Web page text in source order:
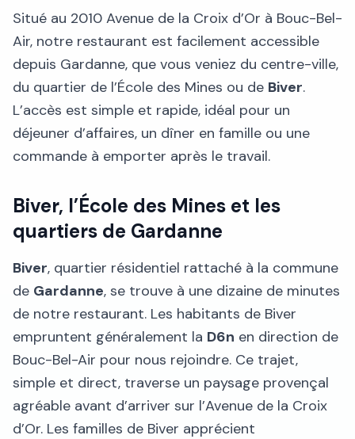
Situé au 2010 Avenue de la Croix d’Or à Bouc-Bel-
Air, notre restaurant est facilement accessible
depuis Gardanne, que vous veniez du centre-ville,
du quartier de l’École des Mines ou de Biver.
L’accès est simple et rapide, idéal pour un
déjeuner d’affaires, un dîner en famille ou une
commande à emporter après le travail.
Biver, l’École des Mines et les
quartiers de Gardanne
Biver, quartier résidentiel rattaché à la commune
de Gardanne, se trouve à une dizaine de minutes
de notre restaurant. Les habitants de Biver
empruntent généralement la D6n en direction de
Bouc-Bel-Air pour nous rejoindre. Ce trajet,
simple et direct, traverse un paysage provençal
agréable avant d’arriver sur l’Avenue de la Croix
d’Or. Les familles de Biver apprécient